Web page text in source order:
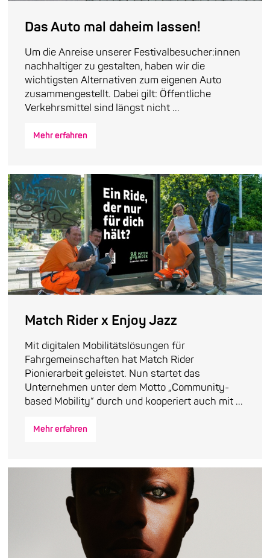
Das Auto mal daheim lassen!
Um die Anreise unserer Festivalbesucher:innen
nachhaltiger zu gestalten, haben wir die
wichtigsten Alternativen zum eigenen Auto
zusammengestellt. Dabei gilt: Öffentliche
Verkehrsmittel sind längst nicht ...
Mehr erfahren
Match Rider x Enjoy Jazz
Mit digitalen Mobilitätslösungen für
Fahrgemeinschaften hat Match Rider
Pionierarbeit geleistet. Nun startet das
Unternehmen unter dem Motto „Community-
based Mobility“ durch und kooperiert auch mit ...
Mehr erfahren